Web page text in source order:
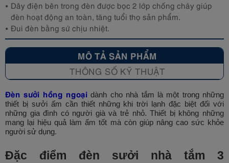
Dây điện bên trong đèn được bọc 2 lớp chống cháy giúp
đèn hoạt động an toàn, tăng tuổi thọ sản phẩm.
Đui đèn bằng sứ chịu nhiệt.
MÔ TẢ SẢN PHẨM
THÔNG SỐ KỸ THUẬT
Đèn sưởi hồng ngoại dành cho nhà tắm là một trong những
thiết bị sưởi ấm cần thiết những khi trời lạnh đặc biệt đối với
những gia đình có người già và trẻ nhỏ. Thiết bị không những
mang lại hiệu quả làm ấm tốt mà còn giúp nâng cao sức khỏe
người sử dụng.
Đặc điểm đèn sưởi nhà tắm 3